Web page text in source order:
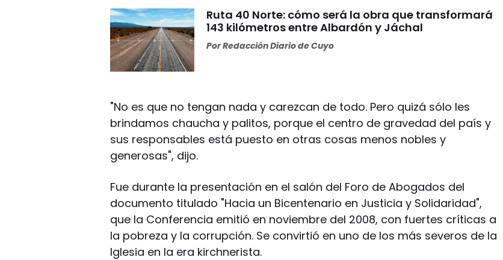
Ruta 40 Norte: cómo será la obra que transformará
143 kilómetros entre Albardón y Jáchal
PorRedacción Diario de Cuyo
"No es que no tengan nada y carezcan de todo. Pero quizá sólo les
brindamos chaucha y palitos, porque el centro de gravedad del país y
sus responsables está puesto en otras cosas menos nobles y
generosas", dijo.
Fue durante la presentación en el salón del Foro de Abogados del
documento titulado "Hacia un Bicentenario en Justicia y Solidaridad",
que la Conferencia emitió en noviembre del 2008, con fuertes críticas a
la pobreza y la corrupción. Se convirtió en uno de los más severos de la
Iglesia en la era kirchnerista.